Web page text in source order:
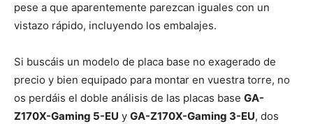
pese a que aparentemente parezcan iguales con un
vistazo rápido, incluyendo los embalajes.
Si buscáis un modelo de placa base no exagerado de
precio y bien equipado para montar en vuestra torre, no
os perdáis el doble análisis de las placas base GA-
Z170X-Gaming 5-EU y GA-Z170X-Gaming 3-EU, dos